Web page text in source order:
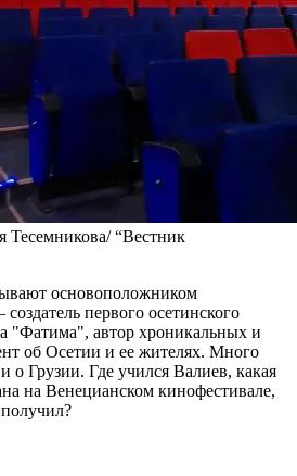
Тесемникова/ “Вестник
основоположником
первого осетинского
"Фатима", автор хроникальных и
об Осетии и ее жителях. Много
о Грузии. Где учился Валиев, какая
на Венецианском кинофестивале,